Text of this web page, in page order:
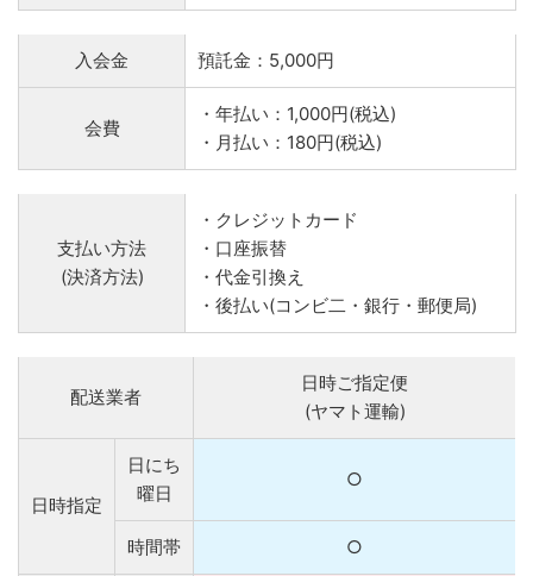
入会金 預託金：5,000円
会費
・年払い：1,000円(税込)
・月払い：180円(税込)
支払い方法
(決済方法)
・クレジットカード
・口座振替
・代金引換え
・後払い(コンビ二・銀行・郵便局)
配送業者
日時ご指定便
(ヤマト運輸)
日時指定
日にち
曜日
○
時間帯 ○